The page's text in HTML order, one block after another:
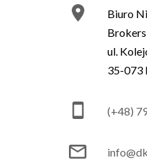
Biuro
Brokers
ul.
35-073
(+48)